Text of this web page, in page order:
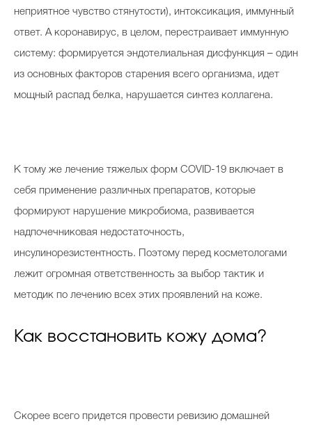
Beauty- битвы
неприятное чувство стянутости), интоксикация, иммунный
ответ. А коронавирус, в целом, перестраивает иммунную
систему: формируется эндотелиальная дисфункция – один
из основных факторов старения всего организма, идет
мощный распад белка, нарушается синтез коллагена.
К тому же лечение тяжелых форм COVID-19 включает в
себя применение различных препаратов, которые
формируют нарушение микробиома, развивается
надпочечниковая недостаточность,
инсулинорезистентность. Поэтому перед косметологами
лежит огромная ответственность за выбор тактик и
методик по лечению всех этих проявлений на коже.
Как восстановить кожу дома?
Скорее всего придется провести ревизию домашней